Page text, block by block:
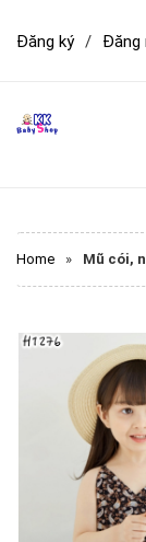
Đăng ký / Đăng
Home » Mũ cói,